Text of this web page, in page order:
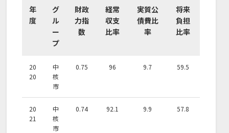
年
度
グ
ル
ー
プ
財政
力指
数
経常
収支
比率
実質公
債費比
率
将来
負担
比率
20
20
中
核
市
0.75 96 9.7 59.5
20
21
中
核
市
0.74 92.1 9.9 57.8